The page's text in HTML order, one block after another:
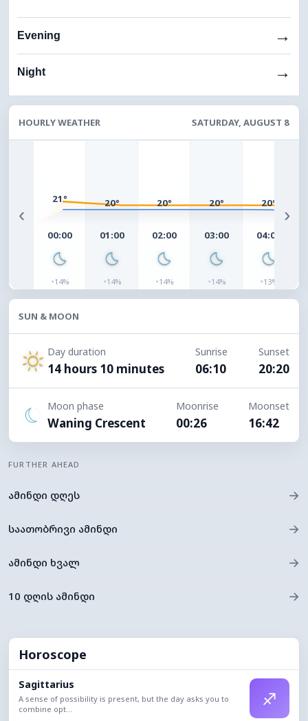
Evening →
Night →
HOURLY WEATHER SATURDAY, AUGUST 8
‹
21°
00:00
◔14%
20°
01:00
◔14%
20°
02:00
◔14%
20°
03:00
◔14%
20°
04:00
◔13%
›
SUN & MOON
Day duration
14 hours 10 minutes
Sunrise
06:10
Sunset
20:20
Moon phase
Waning Crescent
Moonrise
00:26
Moonset
16:42
FURTHER AHEAD
ამინდი დღეს →
საათობრივი ამინდი →
ამინდი ხვალ →
10 დღის ამინდი →
Horoscope
Sagittarius
A sense of possibility is present, but the day asks you to
combine opt...
♐